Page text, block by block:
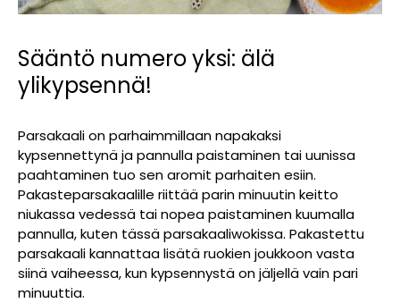
Sääntö numero yksi: älä
ylikypsennä!
Parsakaali on parhaimmillaan napakaksi
kypsennettynä ja pannulla paistaminen tai uunissa
paahtaminen tuo sen aromit parhaiten esiin.
Pakasteparsakaalille riittää parin minuutin keitto
niukassa vedessä tai nopea paistaminen kuumalla
pannulla, kuten tässä parsakaaliwokissa. Pakastettu
parsakaali kannattaa lisätä ruokien joukkoon vasta
siinä vaiheessa, kun kypsennystä on jäljellä vain pari
minuuttia.